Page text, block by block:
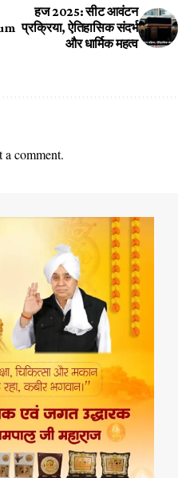
हज 2025: सीट आवंटन
प्रक्रिया, ऐतिहासिक संदर्भ
और धार्मिक महत्व
a comment.